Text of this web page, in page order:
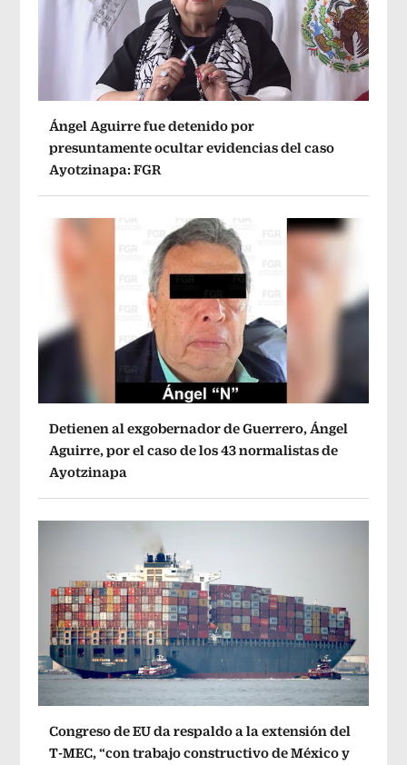
Ángel Aguirre fue detenido por
presuntamente ocultar evidencias del caso
Ayotzinapa: FGR
Detienen al exgobernador de Guerrero, Ángel
Aguirre, por el caso de los 43 normalistas de
Ayotzinapa
Congreso de EU da respaldo a la extensión del
T-MEC, “con trabajo constructivo de México y